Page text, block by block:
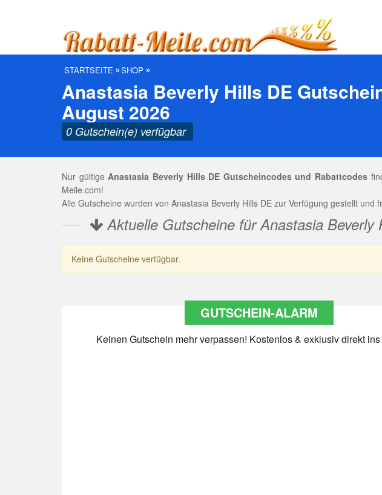
STARTSEITE SHOP
Anastasia Beverly Hills DE
August 2026
0 Gutschein(e) verfügbar
Nur gültigeAnastasia Beverly Hills DE Gutscheincodes und Rabattcodes
Meile.com!
Alle Gutscheine wurden von Anastasia Beverly Hills DE zur Verfügung gestellt und
Aktuelle Gutscheine für Anastasia Beverly
Keine Gutscheine verfügbar.
GUTSCHEIN-ALARM
Keinen Gutschein mehr verpassen! Kostenlos & exklusiv direkt